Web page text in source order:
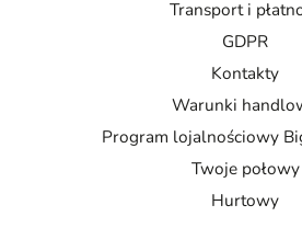
Transport i
GDPR
Kontakty
Warunki
Program lojalnościowy
Twoje połowy
Hurtowy